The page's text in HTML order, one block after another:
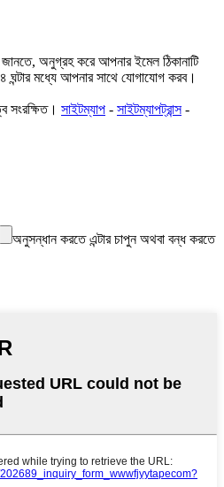
অনুগ্রহ করে আপনার ইমেল ঠিকানাটি
ঘন্টার মধ্যে আপনার সাথে যোগাযোগ করব।
সংরক্ষিত। সাইটম্যাপ - সাইটম্যাপট্রান্স-
অনুসন্ধান করতে এন্টার চাপুন অথবা বন্ধ করতে